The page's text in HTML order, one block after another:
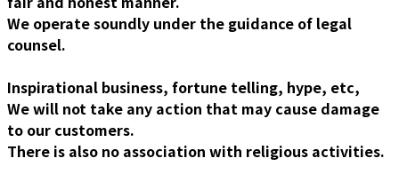
We operate soundly under the guidance of legal
counsel.
Inspirational business, fortune telling, hype, etc,
We will not take any action that may cause damage
to our customers.
There is also no association with religious activities.